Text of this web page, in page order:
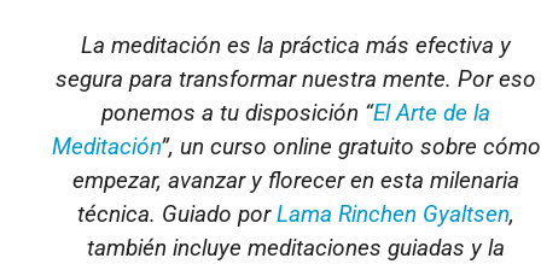
La meditación es la práctica más efectiva y
segura para transformar nuestra mente. Por eso
ponemos a tu disposición “El Arte de la
Meditación”, un curso online gratuito sobre cómo
empezar, avanzar y florecer en esta milenaria
técnica. Guiado porLama Rinchen Gyaltsen,
también incluye meditaciones guiadas y la